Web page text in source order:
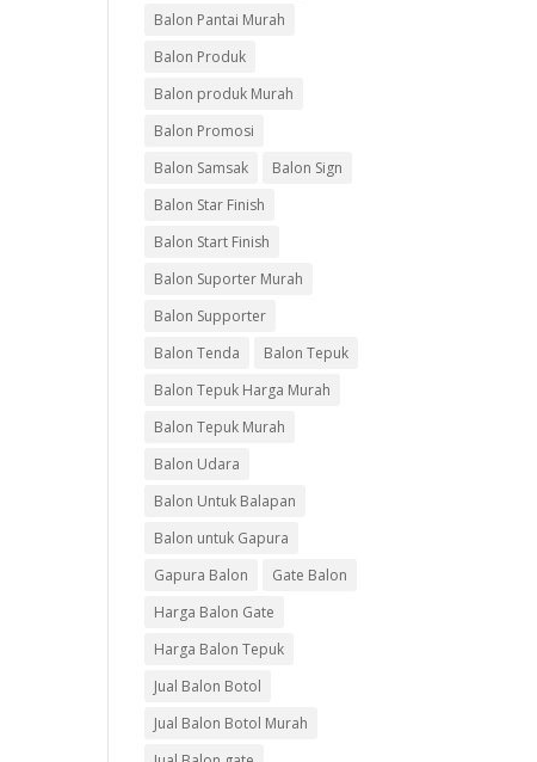
Balon Pantai Murah
Balon Produk
Balon produk Murah
Balon Promosi
Balon Samsak
Balon Sign
Balon Star Finish
Balon Start Finish
Balon Suporter Murah
Balon Supporter
Balon Tenda
Balon Tepuk
Balon Tepuk Harga Murah
Balon Tepuk Murah
Balon Udara
Balon Untuk Balapan
Balon untuk Gapura
Gapura Balon
Gate Balon
Harga Balon Gate
Harga Balon Tepuk
Jual Balon Botol
Jual Balon Botol Murah